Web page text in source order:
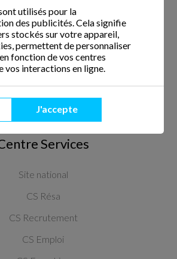
utilisés pour la
des publicités. Cela signifie
stockés sur votre appareil,
permettent de personnaliser
fonction de vos centres
vos interactions en ligne.
J'accepte
Crédit d'impôt
du crédit d'impôt
CESU
Nous écrire
Services
Site national
CS Résa
CS Recrutement
CS Emploi